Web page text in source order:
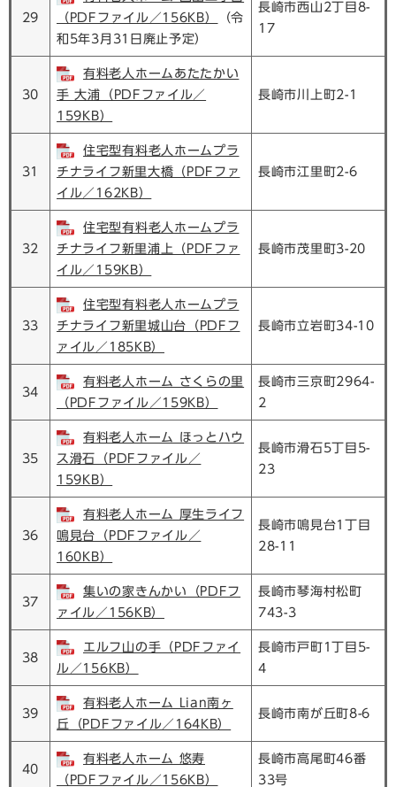
29
（PDFファイル／156KB）
（令
和5年3月31日廃止予定）
長崎市西山2丁目8-
17
30
有料老人ホームあたたかい
手 大浦（PDFファイル／
159KB）
長崎市川上町2-1
31
住宅型有料老人ホームプラ
チナライフ新里大橋（PDFファ
イル／162KB）
長崎市江里町2-6
32
住宅型有料老人ホームプラ
チナライフ新里浦上（PDFファ
イル／159KB）
長崎市茂里町3-20
33
住宅型有料老人ホームプラ
チナライフ新里城山台（PDFフ
ァイル／185KB）
長崎市立岩町34-10
34
有料老人ホーム さくらの里
（PDFファイル／159KB）
長崎市三京町2964-
2
35
有料老人ホーム ほっとハウ
ス滑石（PDFファイル／
159KB）
長崎市滑石5丁目5-
23
36
有料老人ホーム 厚生ライフ
鳴見台（PDFファイル／
160KB）
長崎市鳴見台1丁目
28-11
37
集いの家きんかい（PDFフ
ァイル／156KB）
長崎市琴海村松町
743-3
38
エルフ山の手（PDFファイ
ル／156KB）
長崎市戸町1丁目5-
4
39
有料老人ホーム Lian南ヶ
丘（PDFファイル／164KB）
長崎市南が丘町8-6
40
有料老人ホーム 悠寿
（PDFファイル／156KB）
長崎市高尾町46番
33号